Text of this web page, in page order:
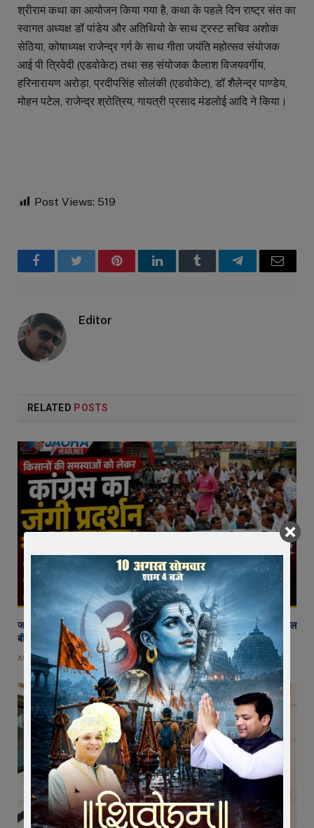
श्रीराम कथा का आयोजन किया गया है, कथा के पहले दिन राष्ट्र संत का
स्वागत अध्यक्ष डॉ पांडेय और अतिथियो के साथ ट्रस्ट सचिव अशोक
सेठिया, कोषाध्यक्ष राजेन्द्र गर्ग के साथ गीता जयंति महोत्सव संयोजक
आई पी त्रिवेदी (एडवोकेट) तथा सह संयोजक कैलाश विजयवर्गीय,
हरिनारायण अरोड़ा, प्रदीपसिंह सोलंकी (एडवोकेट), डॉ शैलेन्द्र पाण्डेय,
मोहन पटेल, राजेन्द्र श्रोत्रिय, गायत्री प्रसाद मंडलोई आदि ने किया।
Post Views: 519
FacebookTwitter PinterestLinkedInTumblr TelegramEmail
Editor
RELATED POSTS
जावरा में किसानों और कांग्रेस का जंगी प्रदर्शन, राजस्व विभाग में भ्रष्टाचार और फसल
बीमा पर जताया आक्रोश
AUGUST 6, 2026